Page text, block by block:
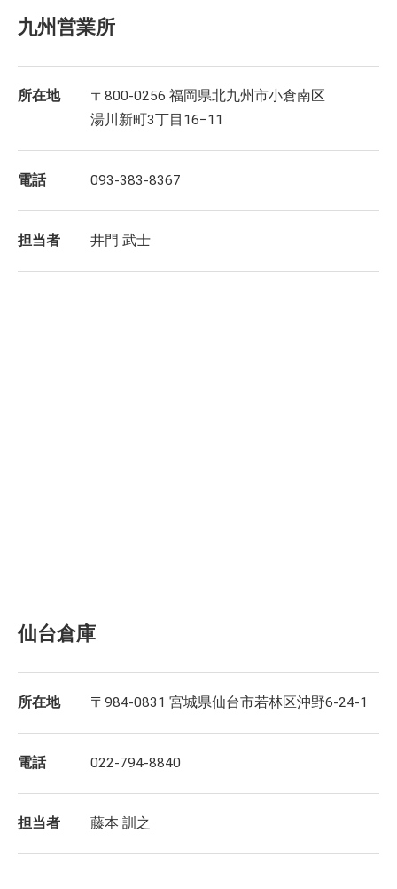
九州営業所
所在地
〒800-0256 福岡県北九州市小倉南区
湯川新町3丁目16−11
電話 093-383-8367
担当者 井門 武士
仙台倉庫
所在地 〒984-0831 宮城県仙台市若林区沖野6-24-1
電話 022-794-8840
担当者 藤本 訓之